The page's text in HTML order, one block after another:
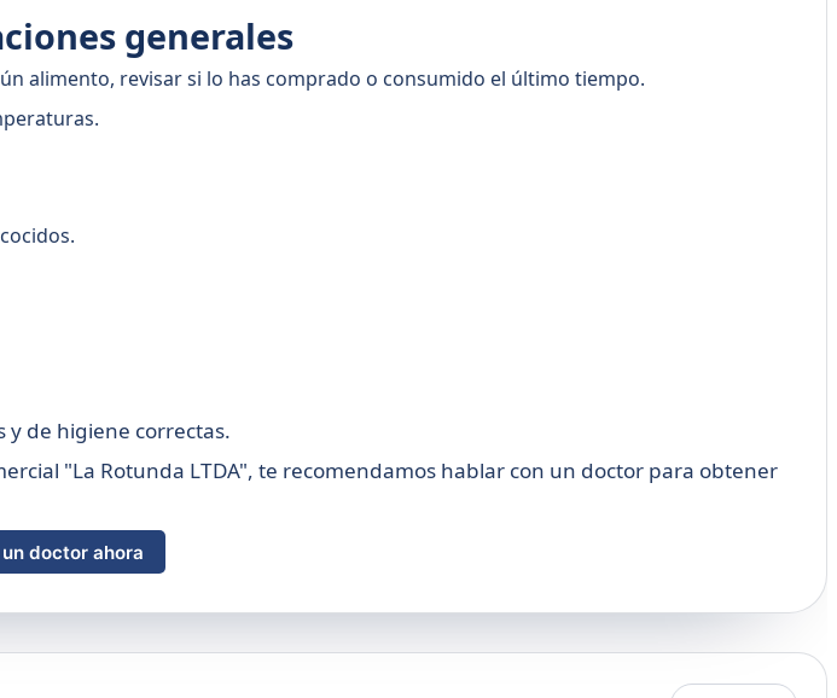
generales
alimento, revisar si lo has comprado o consumido el último tiempo.
y de higiene correctas.
"La Rotunda LTDA", te recomendamos hablar con un doctor para obtener
doctor ahora